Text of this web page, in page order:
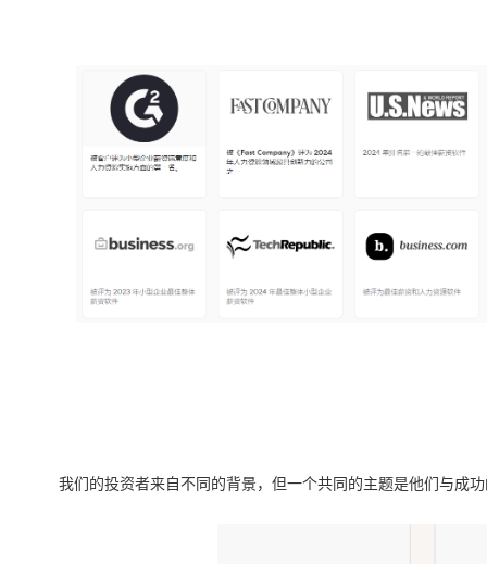
我们的投资者来自不同的背景，但一个共同的主题是他们与成